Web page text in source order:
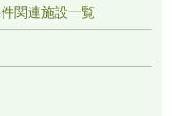
関連施設一覧